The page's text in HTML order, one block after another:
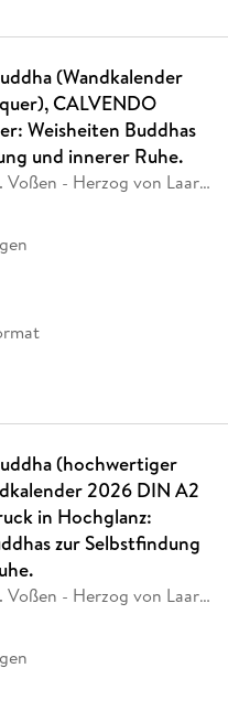
(Wandkalender
CALVENDO
Weisheiten Buddhas
und innerer Ruhe.
Voßen - Herzog von Laar
(hochwertiger
2026 DIN A2
in Hochglanz:
zur Selbstfindung
Voßen - Herzog von Laar